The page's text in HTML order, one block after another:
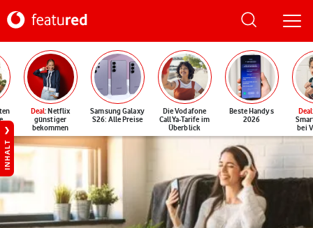
Deal: Netflix
günstiger
bekommen
Samsung Galaxy
S26: Alle Preise
Die Vodafone
CallYa-Tarife im
Überblick
Beste Handys
2026
Deal
bei
INHALT